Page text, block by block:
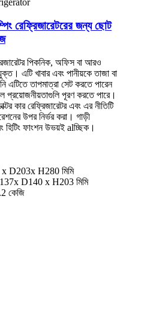
রেফ্রিজারেটরের জন্য ছোট
পিকনিক, অফিস বা আরও
এটি খাবার এবং পানীয়কে তাজা বা
এটিতে তাপমাত্রা সেট করতে পারেন
প্রয়োজনীয়তাগুলি পূরণ করতে পারে।
কার রেফ্রিজারেটর এবং এর নীতিটি
উপর নির্ভর করা। গাড়ী
হিটিং ফাংশন উভয়ই alচ্ছিক।
x D203x H280 মিমি
D140 x H203 মিমি
কেজি